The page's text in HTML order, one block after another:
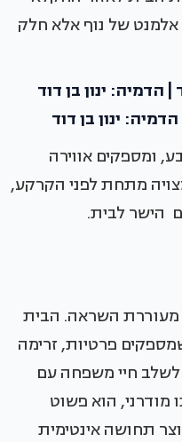
אלמנט של נוף אלא חלק
ינון בן דוד
ומספקים אווירה
מתחת לפני הקרקע,
הישר לבית.
מעוררת השראה. הבית
פרטיות, זרימה
לשלב חיי משפחה עם
מודרני, הוא פשוט
תחושה אינטימית